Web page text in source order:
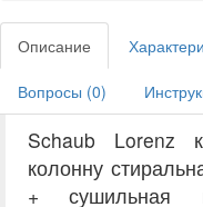
Описание
Вопросы (0)
Schaub Lorenz
колонну
+ сушильная